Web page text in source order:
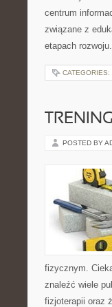
centrum
związane z
etapach
CATEGORIES:
POSTED BY
fizycznym.
znaleźć wiele
fizjoterapii oraz